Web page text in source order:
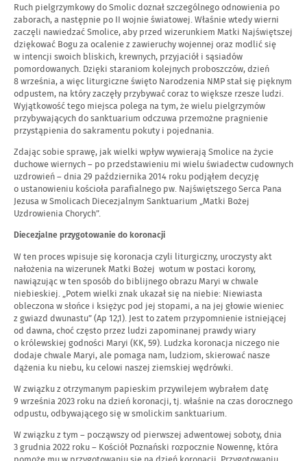
Ruch pielgrzymkowy do Smolic doznał szczególnego odnowienia po
zaborach, a następnie po II wojnie światowej. Właśnie wtedy wierni
zaczęli nawiedzać Smolice, aby przed wizerunkiem Matki Najświętszej
dziękować Bogu za ocalenie z zawieruchy wojennej oraz modlić się
w intencji swoich bliskich, krewnych, przyjaciół i sąsiadów
pomordowanych. Dzięki staraniom kolejnych proboszczów, dzień
8 września, a więc liturgiczne święto Narodzenia NMP stał się pięknym
odpustem, na który zaczęły przybywać coraz to większe rzesze ludzi.
Wyjątkowość tego miejsca polega na tym, że wielu pielgrzymów
przybywających do sanktuarium odczuwa przemożne pragnienie
przystąpienia do sakramentu pokuty i pojednania.
Zdając sobie sprawę, jak wielki wpływ wywierają Smolice na życie
duchowe wiernych – po przedstawieniu mi wielu świadectw cudownych
uzdrowień – dnia 29 października 2014 roku podjąłem decyzję
o ustanowieniu kościoła parafialnego pw. Najświętszego Serca Pana
Jezusa w Smolicach Diecezjalnym Sanktuarium „Matki Bożej
Uzdrowienia Chorych”.
Diecezjalne przygotowanie do koronacji
W ten proces wpisuje się koronacja czyli liturgiczny, uroczysty akt
nałożenia na wizerunek Matki Bożej wotum w postaci korony,
nawiązując w ten sposób do biblijnego obrazu Maryi w chwale
niebieskiej. „Potem wielki znak ukazał się na niebie: Niewiasta
obleczona w słońce i księżyc pod jej stopami, a na jej głowie wieniec
z gwiazd dwunastu” (Ap 12,1). Jest to zatem przypomnienie istniejącej
od dawna, choć często przez ludzi zapominanej prawdy wiary
o królewskiej godności Maryi (KK, 59). Ludzka koronacja niczego nie
dodaje chwale Maryi, ale pomaga nam, ludziom, skierować nasze
dążenia ku niebu, ku celowi naszej ziemskiej wędrówki.
W związku z otrzymanym papieskim przywilejem wybrałem datę
9 września 2023 roku na dzień koronacji, tj. właśnie na czas dorocznego
odpustu, odbywającego się w smolickim sanktuarium.
W związku z tym – począwszy od pierwszej adwentowej soboty, dnia
3 grudnia 2022 roku – Kościół Poznański rozpocznie Nowennę, która